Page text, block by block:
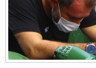
d
e
l
V
e
e
d
a
l
l